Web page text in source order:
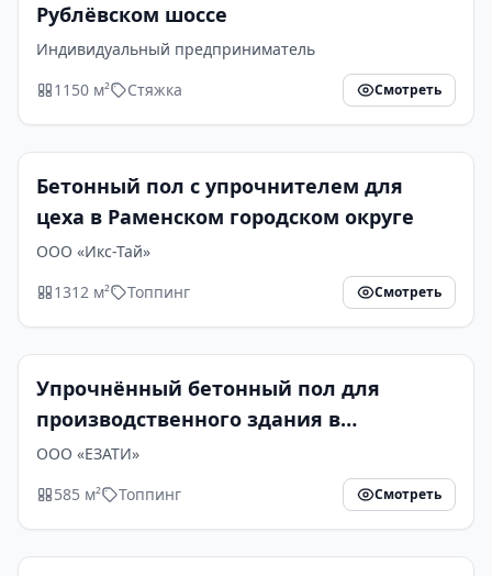
Рублёвском шоссе
Индивидуальный предприниматель
1150 м²
Стяжка Смотреть
Бетонный пол с упрочнителем для
цеха в Раменском городском округе
ООО «Икс-Тай»
1312 м²
Топпинг Смотреть
Упрочнённый бетонный пол для
производственного здания в
Егорьевске
ООО «ЕЗАТИ»
585 м²
Топпинг Смотреть